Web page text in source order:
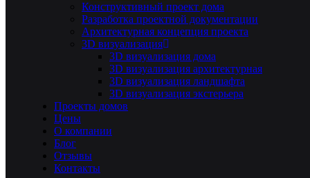
Конструктивный проект дома
Разработка проектной документации
Архитектурная концепция проекта
3D визуализация
3D визуализация дома
3D визуализация архитектурная
3D визуализация ландшафта
3D визуализация экстерьера
Проекты домов
Цены
О компании
Блог
Отзывы
Контакты